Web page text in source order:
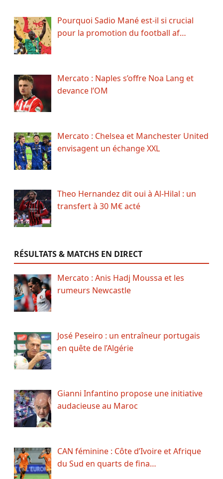
Pourquoi Sadio Mané est-il si crucial
pour la promotion du football af…
Mercato : Naples s’offre Noa Lang et
devance l’OM
Mercato : Chelsea et Manchester United
envisagent un échange XXL
Theo Hernandez dit oui à Al-Hilal : un
transfert à 30 M€ acté
RÉSULTATS & MATCHS EN DIRECT
Mercato : Anis Hadj Moussa et les
rumeurs Newcastle
José Peseiro : un entraîneur portugais
en quête de l’Algérie
Gianni Infantino propose une initiative
audacieuse au Maroc
CAN féminine : Côte d’Ivoire et Afrique
du Sud en quarts de fina…